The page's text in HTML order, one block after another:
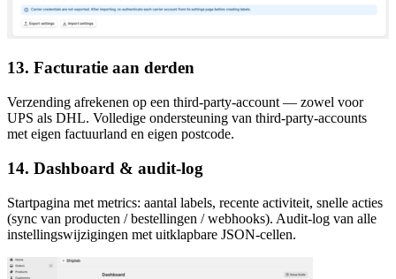
13. Facturatie aan derden
Verzending afrekenen op een third-party-account — zowel voor
UPS als DHL. Volledige ondersteuning van third-party-accounts
met eigen factuurland en eigen postcode.
14. Dashboard & audit-log
Startpagina met metrics: aantal labels, recente activiteit, snelle acties
(sync van producten / bestellingen / webhooks). Audit-log van alle
instellingswijzigingen met uitklapbare JSON-cellen.